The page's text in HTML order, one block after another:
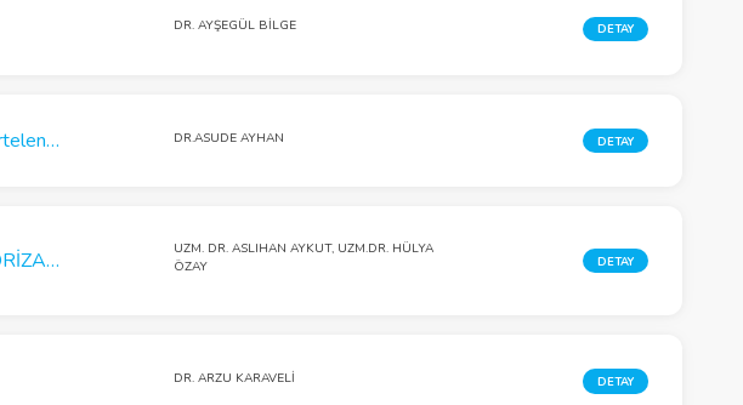
DR. AYŞEGÜL BİLGE DETAY
SARS-CoV-2 Pandemisinde Jinekolojik Onkoloji Ameliyatları Ertelenmeli mi? DR.ASUDE AYHAN DETAY
KARDİYAK CERRAHİDE BEYİN KORUMA VE NÖROMONİTORİZASYON
UZM. DR. ASLIHAN AYKUT, UZM.DR. HÜLYA
ÖZAY
DETAY
DR. ARZU KARAVELİ DETAY